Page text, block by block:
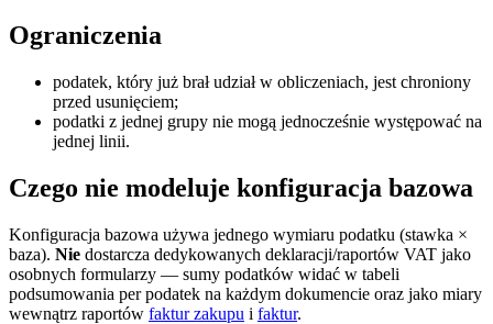
Ograniczenia
podatek, który już brał udział w obliczeniach, jest chroniony
przed usunięciem;
podatki z jednej grupy nie mogą jednocześnie występować na
jednej linii.
Czego nie modeluje konfiguracja bazowa
Konfiguracja bazowa używa jednego wymiaru podatku (stawka ×
baza). Nie dostarcza dedykowanych deklaracji/raportów VAT jako
osobnych formularzy — sumy podatków widać w tabeli
podsumowania per podatek na każdym dokumencie oraz jako miary
wewnątrz raportów faktur zakupu i faktur.